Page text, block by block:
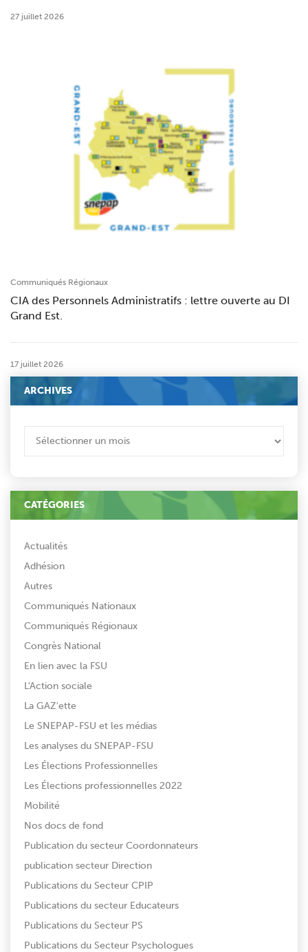
27 juillet 2026
Communiqués Régionaux
CIA des Personnels Administratifs : lettre ouverte au DI
Grand Est.
17 juillet 2026
ARCHIVES
CATÉGORIES
Actualités
Adhésion
Autres
Communiqués Nationaux
Communiqués Régionaux
Congrès National
En lien avec la FSU
L'Action sociale
La GAZ'ette
Le SNEPAP-FSU et les médias
Les analyses du SNEPAP-FSU
Les Élections Professionnelles
Les Élections professionnelles 2022
Mobilité
Nos docs de fond
Publication du secteur Coordonnateurs
publication secteur Direction
Publications du Secteur CPIP
Publications du secteur Educateurs
Publications du Secteur PS
Publications du Secteur Psychologues